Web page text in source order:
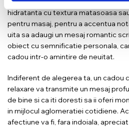
hidratanta cu textura matasoasa
pentru masaj, pentru a accentua
uita sa adaugi un mesaj romantic
obiect cu semnificatie personala,
cadou intr-o amintire de neuitat.
Indiferent de alegerea ta, un cadou
relaxare va transmite un mesaj
de bine si ca iti doresti sa ii oferi
in mijlocul aglomeratiei cotidiene.
afectiune va fi, fara indoiala,